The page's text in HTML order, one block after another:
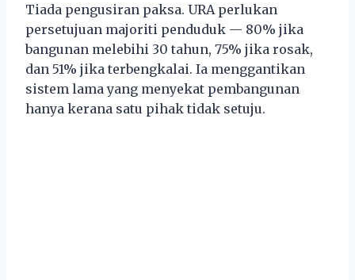
Tiada pengusiran paksa. URA perlukan
persetujuan majoriti penduduk — 80% jika
bangunan melebihi 30 tahun, 75% jika rosak,
dan 51% jika terbengkalai. Ia menggantikan
sistem lama yang menyekat pembangunan
hanya kerana satu pihak tidak setuju.